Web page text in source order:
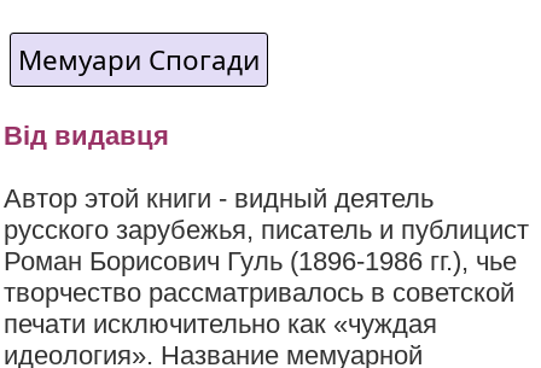
Мемуари Спогади
Від видавця
Автор этой книги - видный деятель
русского зарубежья, писатель и публицист
Роман Борисович Гуль (1896-1986 гг.), чье
творчество рассматривалось в советской
печати исключительно как «чуждая
идеология». Название мемуарной